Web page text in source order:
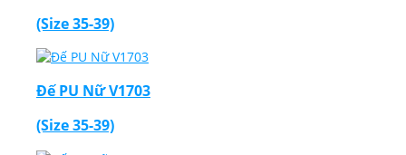
(Size 35-39)
Đế PU Nữ V1703
(Size 35-39)